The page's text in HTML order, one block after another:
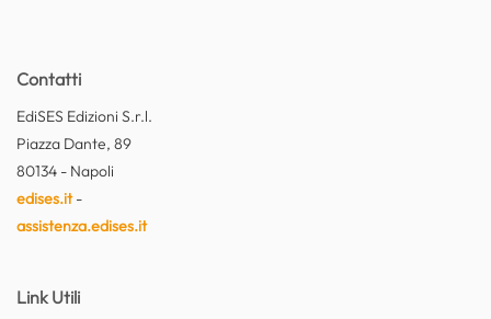
Contatti
EdiSES Edizioni S.r.l.
Piazza Dante, 89
80134 - Napoli
edises.it-
assistenza.edises.it
Link Utili